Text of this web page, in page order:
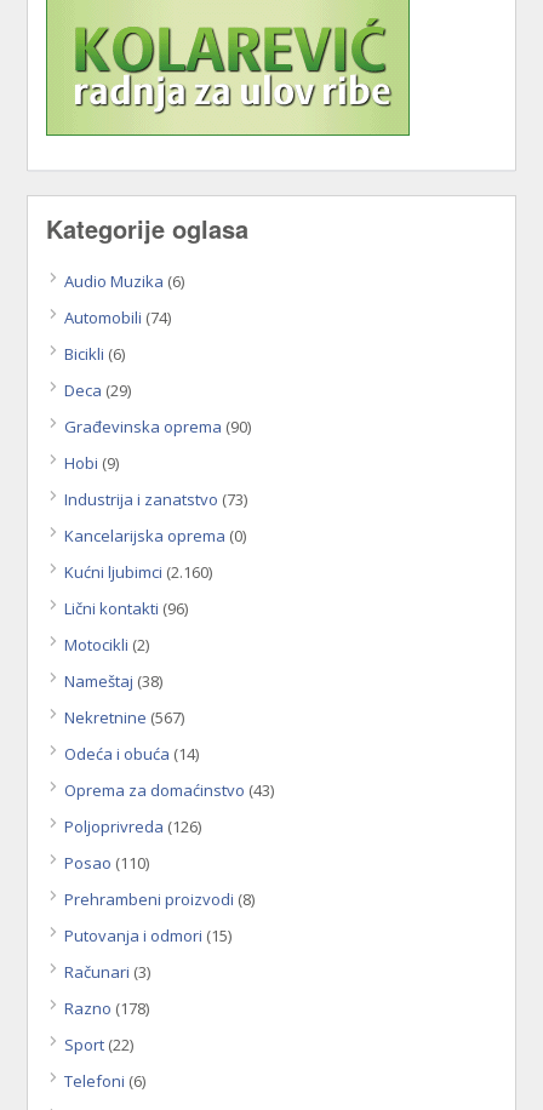
Kategorije oglasa
Audio Muzika (6)
Automobili (74)
Bicikli (6)
Deca (29)
Građevinska oprema (90)
Hobi (9)
Industrija i zanatstvo (73)
Kancelarijska oprema (0)
Kućni ljubimci (2.160)
Lični kontakti (96)
Motocikli (2)
Nameštaj (38)
Nekretnine (567)
Odeća i obuća (14)
Oprema za domaćinstvo (43)
Poljoprivreda (126)
Posao (110)
Prehrambeni proizvodi (8)
Putovanja i odmori (15)
Računari (3)
Razno (178)
Sport (22)
Telefoni (6)